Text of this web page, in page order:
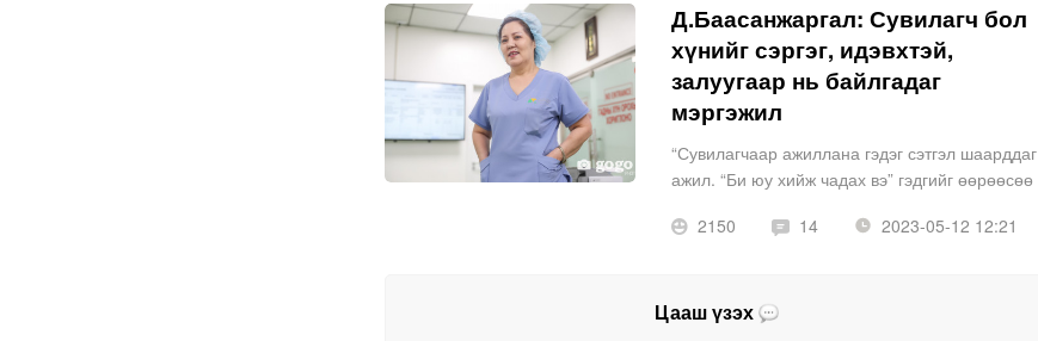
Д.Баасанжаргал: Сувилагч бол
хүнийг сэргэг, идэвхтэй,
залуугаар нь байлгадаг
мэргэжил
“Сувилагчаар ажиллана гэдэг сэтгэл шаарддаг
ажил. “Би юу хийж чадах вэ” гэдгийг өөрөөсөө
дүн нь гарсны дараа ингээд бахархалтай яриад
2150 14 2023-05-12 12:21
Цааш үзэх